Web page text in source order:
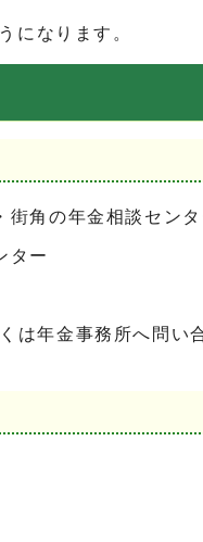
になります。
角の年金相談センタ
ター
年金事務所へ問い